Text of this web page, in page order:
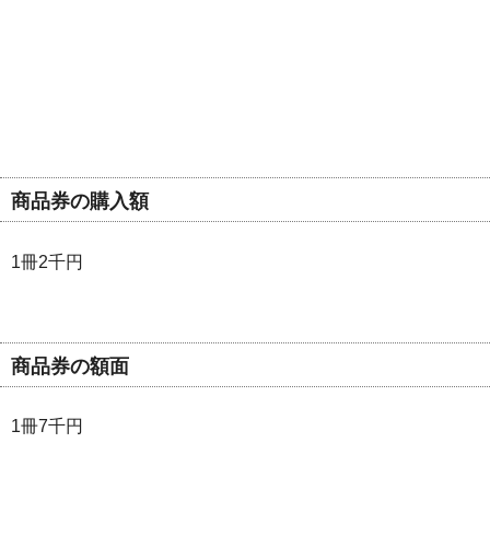
商品券の購入額
1冊2千円
商品券の額面
1冊7千円